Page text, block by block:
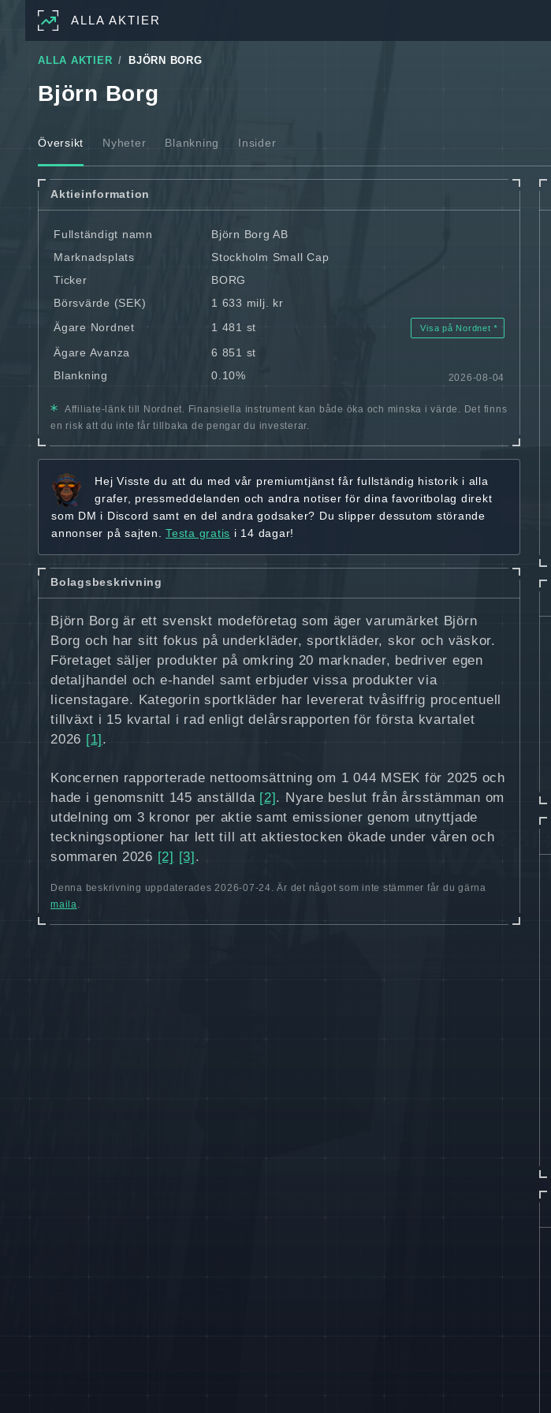
ALLA AKTIER
ALLA AKTIER BJÖRN BORG
Björn Borg
Översikt Nyheter Blankning Insider
Aktieinformation
Fullständigt namn
Björn Borg AB
Marknadsplats
Stockholm Small Cap
Ticker
BORG
Börsvärde (SEK)
1 633 milj. kr
Ägare Nordnet
1 481 st Visa på Nordnet
Ägare Avanza
6 851 st
Blankning
0.10% 2026-08-04
Affiliate-länk till Nordnet. Finansiella instrument kan både öka och minska i värde. Det finns
en risk att du inte får tillbaka de pengar du investerar.
Hej Visste du att du med vår premiumtjänst fårfullständig historik i alla
grafer, pressmeddelanden och andra notiser för dina favoritbolag direkt
som DM i Discord samt en del andra godsaker? Du slipper dessutom störande
annonser på sajten. Testa gratis i 14 dagar!
Bolagsbeskrivning
Björn Borg är ett svenskt modeföretag som äger varumärket Björn
Borg och har sitt fokus på underkläder, sportkläder, skor och väskor.
Företaget säljer produkter på omkring 20 marknader, bedriver egen
detaljhandel och e-handel samt erbjuder vissa produkter via
licenstagare. Kategorin sportkläder har levererat tvåsiffrig procentuell
tillväxt i 15 kvartal i rad enligt delårsrapporten för första kvartalet
2026 [1] .
Koncernen rapporterade nettoomsättning om 1 044 MSEK för 2025 och
hade i genomsnitt 145 anställda [2] . Nyare beslut från årsstämman om
utdelning om 3 kronor per aktie samt emissioner genom utnyttjade
teckningsoptioner har lett till att aktiestocken ökade under våren och
sommaren 2026 [2] [3] .
Denna beskrivning uppdaterades 2026-07-24. Är det något som inte stämmer får du gärna
maila.